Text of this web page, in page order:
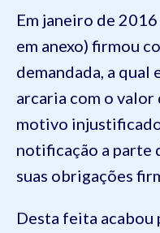
Em janeiro de
em anexo) firmou
demandada, a qual
arcaria com o valor
motivo
notificação a parte
suas obrigações
Desta feita acabou